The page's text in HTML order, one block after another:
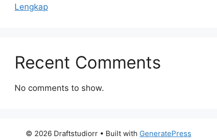
Lengkap
Recent Comments
No comments to show.
© 2026 Draftstudiorr • Built with GeneratePress